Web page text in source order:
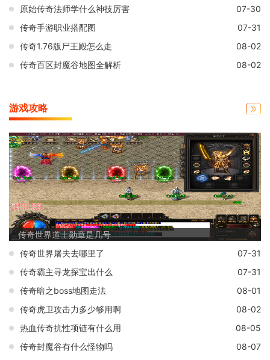
原始传奇法师学什么神技厉害
07-30
传奇手游职业搭配图
07-31
传奇1.76版尸王殿怎么走
08-02
传奇百区封魔谷地图全解析
08-02
游戏攻略
传奇世界道士勋章是几号
传奇世界屠夫去哪里了
07-31
传奇霸主寻龙探宝出什么
07-31
传奇暗之boss地图走法
08-01
传奇虎卫攻击力多少够用啊
08-02
热血传奇抗性项链有什么用
08-05
传奇封魔谷有什么怪物吗
08-07